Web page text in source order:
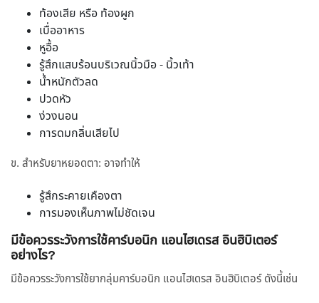
ท้องเสีย หรือ ท้องผูก
เบื่ออาหาร
หูอื้อ
รู้สึกแสบร้อนบริเวณนิ้วมือ - นิ้วเท้า
น้ำหนักตัวลด
ปวดหัว
ง่วงนอน
การดมกลิ่นเสียไป
ข. สำหรับยาหยอดตา: อาจทำให้
รู้สึกระคายเคืองตา
การมองเห็นภาพไม่ชัดเจน
มีข้อควรระวังการใช้คาร์บอนิก แอนไฮเดรส อินฮิบิเตอร์
อย่างไร?
มีข้อควรระวังการใช้ยากลุ่มคาร์บอนิก แอนไฮเดรส อินฮิบิเตอร์ ดังนี้เช่น